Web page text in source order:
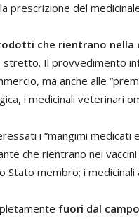
prescrizione del
che rientrano nella
stretto. Il provvedimento
ma anche alle
i medicinali veterinari
i “mangimi
che rientrano nei
Stato membro; i medicinali
fuori dal